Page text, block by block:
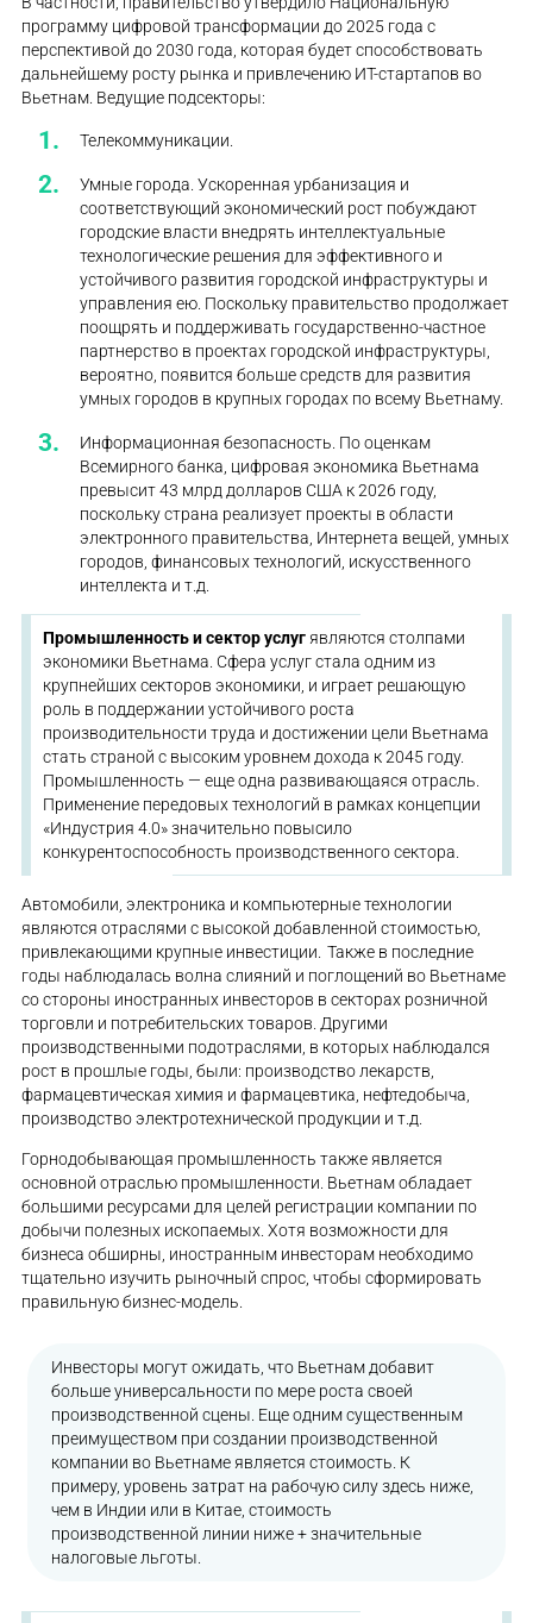
программу цифровой трансформации до 2025 года с
перспективой до 2030 года, которая будет способствовать
дальнейшему росту рынка и привлечению ИТ-стартапов во
Вьетнам. Ведущие подсекторы:
Телекоммуникации.
Умные города. Ускоренная урбанизация и
соответствующий экономический рост побуждают
городские власти внедрять интеллектуальные
технологические решения для эффективного и
устойчивого развития городской инфраструктуры и
управления ею. Поскольку правительство продолжает
поощрять и поддерживать государственно-частное
партнерство в проектах городской инфраструктуры,
вероятно, появится больше средств для развития
умных городов в крупных городах по всему Вьетнаму.
Информационная безопасность. По оценкам
Всемирного банка, цифровая экономика Вьетнама
превысит 43 млрд долларов США к 2026 году,
поскольку страна реализует проекты в области
электронного правительства, Интернета вещей, умных
городов, финансовых технологий, искусственного
интеллекта и т.д.
Промышленность и сектор услуг являются столпами
экономики Вьетнама. Сфера услуг стала одним из
крупнейших секторов экономики, и играет решающую
роль в поддержании устойчивого роста
производительности труда и достижении цели Вьетнама
стать страной с высоким уровнем дохода к 2045 году.
Промышленность — еще одна развивающаяся отрасль.
Применение передовых технологий в рамках концепции
«Индустрия 4.0» значительно повысило
конкурентоспособность производственного сектора.
Автомобили, электроника и компьютерные технологии
являются отраслями с высокой добавленной стоимостью,
привлекающими крупные инвестиции. Также в последние
годы наблюдалась волна слияний и поглощений во Вьетнаме
со стороны иностранных инвесторов в секторах розничной
торговли и потребительских товаров. Другими
производственными подотраслями, в которых наблюдался
рост в прошлые годы, были: производство лекарств,
фармацевтическая химия и фармацевтика, нефтедобыча,
производство электротехнической продукции и т.д.
Горнодобывающая промышленность также является
основной отраслью промышленности. Вьетнам обладает
большими ресурсами для целей регистрации компании по
добычи полезных ископаемых. Хотя возможности для
бизнеса обширны, иностранным инвесторам необходимо
тщательно изучить рыночный спрос, чтобы сформировать
правильную бизнес-модель.
Инвесторы могут ожидать, что Вьетнам добавит
больше универсальности по мере роста своей
производственной сцены. Еще одним существенным
преимуществом при создании производственной
компании во Вьетнаме является стоимость. К
примеру, уровень затрат на рабочую силу здесь ниже,
чем в Индии или в Китае, стоимость
производственной линии ниже + значительные
налоговые льготы.